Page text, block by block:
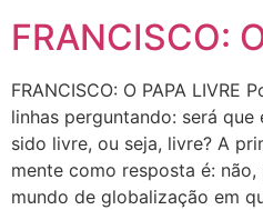
FRANCISCO:
FRANCISCO: O PAPA LIVRE
linhas perguntando: será
sido livre, ou seja, livre? A
mente como resposta é:
mundo de globalização em